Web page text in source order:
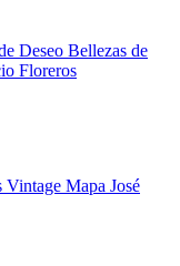
Deseo Bellezas de
Floreros
Vintage Mapa José